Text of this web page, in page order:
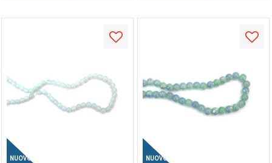
l'Informativa
impostati
solo i
cookie
tecnicamente
art.it/information/about-
cookies
NUOVO NUOVO